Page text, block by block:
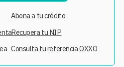
Abona a tu crédito
Recupera tu NIP
Consulta tu referencia OXXO